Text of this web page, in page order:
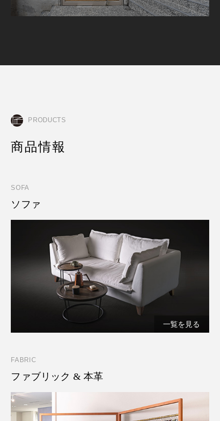
PRODUCTS
商品情報
SOFA
ソファ
一覧を見る
FABRIC
ファブリック & 本革